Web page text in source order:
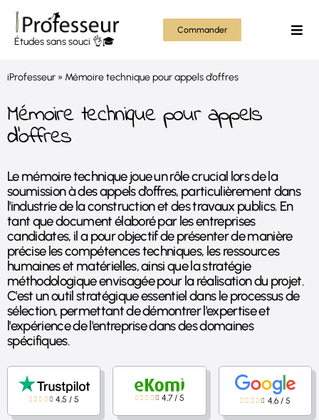
Passer
contenu
Études sans souci 👌🎓
Commander
Tout
iProfesseur» Mémoire technique pour appels d’offres
Mémoire technique pour appels
d'offres
Le mémoire technique joue un rôle crucial lors de la
soumission à des appels d'offres, particulièrement dans
l'industrie de la construction et des travaux publics. En
tant que document élaboré par les entreprises
candidates, il a pour objectif de présenter de manière
précise les compétences techniques, les ressources
humaines et matérielles, ainsi que la stratégie
méthodologique envisagée pour la réalisation du projet.
C'est un outil stratégique essentiel dans le processus de
sélection, permettant de démontrer l'expertise et
l'expérience de l'entreprise dans des domaines
spécifiques.
4,5 /5 4,7/5 4,6/ 5